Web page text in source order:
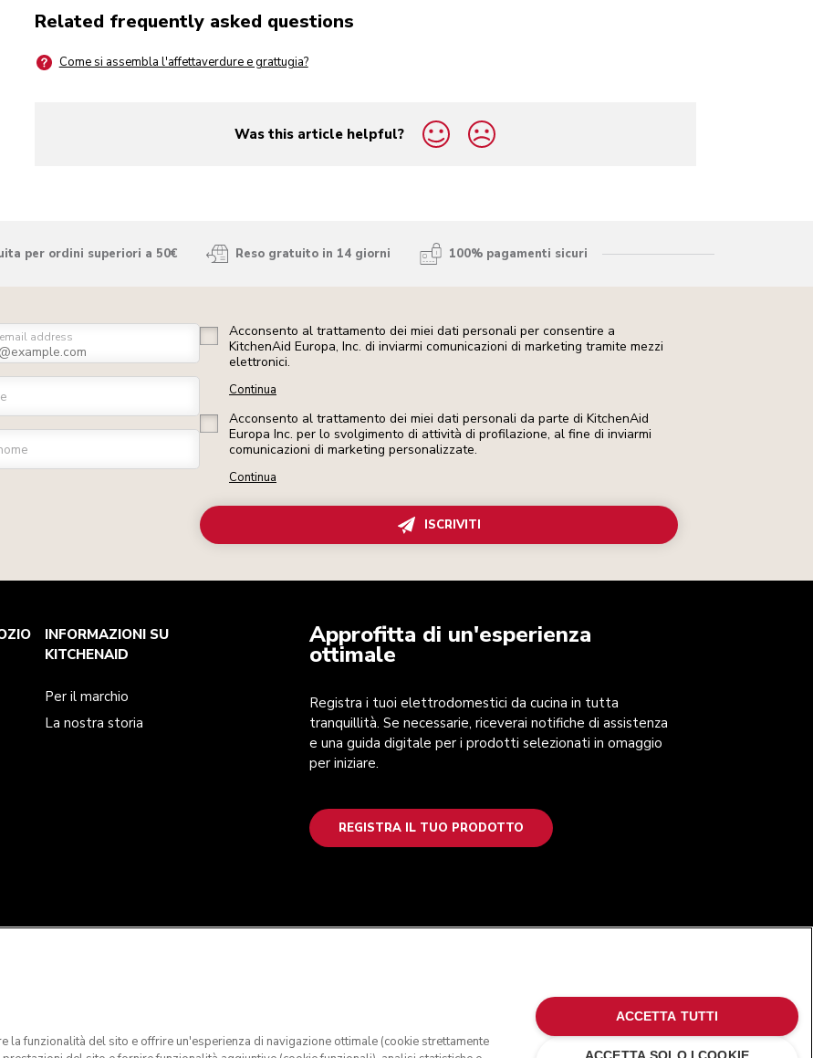
Related frequently asked questions
Come si assembla l'affettaverdure e grattugia?
Was this article helpful?
yes
no
per ordini superiori a 50€ Reso gratuito in 14 giorni 100% pagamenti sicuri
address
Acconsento al trattamento dei miei dati personali per consentire a
KitchenAid Europa, Inc. di inviarmi comunicazioni di marketing tramite mezzi
elettronici.
Continua
Acconsento al trattamento dei miei dati personali da parte di KitchenAid
Europa Inc. per lo svolgimento di attività di profilazione, al fine di inviarmi
comunicazioni di marketing personalizzate.
Continua
ISCRIVITI
Approfitta di un'esperienza
ottimale
Registra i tuoi elettrodomestici da cucina in tutta
tranquillità. Se necessarie, riceverai notifiche di assistenza
e una guida digitale per i prodotti selezionati in omaggio
per iniziare.
REGISTRA IL TUO PRODOTTO
INFORMAZIONI SU
KITCHENAID
Per il marchio
La nostra storia
la funzionalità del sito e offrire un'esperienza di navigazione ottimale (cookie strettamente
ACCETTA TUTTI